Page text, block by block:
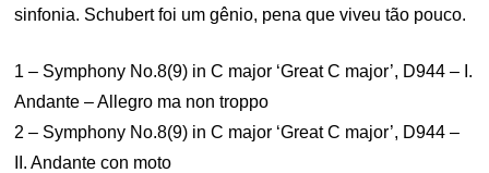
sinfonia. Schubert foi um gênio, pena que viveu tão pouco.
1 – Symphony No.8(9) in C major ‘Great C major’, D944 – I.
Andante – Allegro ma non troppo
2 – Symphony No.8(9) in C major ‘Great C major’, D944 –
II. Andante con moto